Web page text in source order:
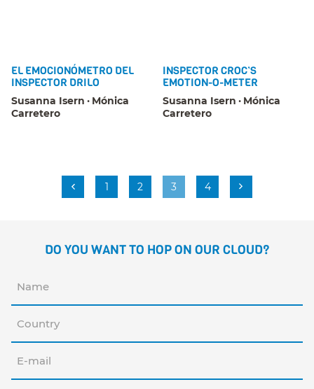
EL EMOCIONÓMETRO DEL
INSPECTOR DRILO
Susanna Isern
Mónica
Carretero
INSPECTOR CROC’S
EMOTION-O-METER
Susanna Isern
Mónica
Carretero
1 2 3 4
DO YOU WANT TO HOP ON OUR CLOUD?